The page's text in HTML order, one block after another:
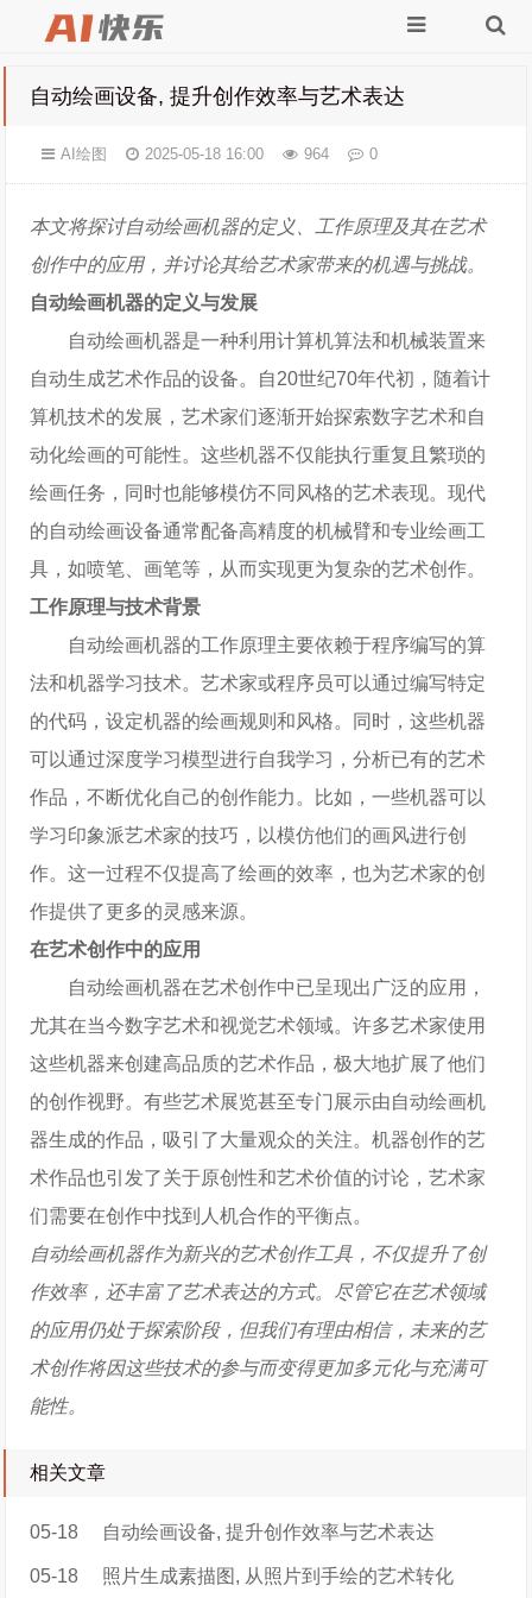
自动绘画设备, 提升创作效率与艺术表达
AI绘图 2025-05-18 16:00 964 0
本文将探讨自动绘画机器的定义、工作原理及其在艺术
创作中的应用，并讨论其给艺术家带来的机遇与挑战。
自动绘画机器的定义与发展
自动绘画机器是一种利用计算机算法和机械装置来
自动生成艺术作品的设备。自20世纪70年代初，随着计
算机技术的发展，艺术家们逐渐开始探索数字艺术和自
动化绘画的可能性。这些机器不仅能执行重复且繁琐的
绘画任务，同时也能够模仿不同风格的艺术表现。现代
的自动绘画设备通常配备高精度的机械臂和专业绘画工
具，如喷笔、画笔等，从而实现更为复杂的艺术创作。
工作原理与技术背景
自动绘画机器的工作原理主要依赖于程序编写的算
法和机器学习技术。艺术家或程序员可以通过编写特定
的代码，设定机器的绘画规则和风格。同时，这些机器
可以通过深度学习模型进行自我学习，分析已有的艺术
作品，不断优化自己的创作能力。比如，一些机器可以
学习印象派艺术家的技巧，以模仿他们的画风进行创
作。这一过程不仅提高了绘画的效率，也为艺术家的创
作提供了更多的灵感来源。
在艺术创作中的应用
自动绘画机器在艺术创作中已呈现出广泛的应用，
尤其在当今数字艺术和视觉艺术领域。许多艺术家使用
这些机器来创建高品质的艺术作品，极大地扩展了他们
的创作视野。有些艺术展览甚至专门展示由自动绘画机
器生成的作品，吸引了大量观众的关注。机器创作的艺
术作品也引发了关于原创性和艺术价值的讨论，艺术家
们需要在创作中找到人机合作的平衡点。
自动绘画机器作为新兴的艺术创作工具，不仅提升了创
作效率，还丰富了艺术表达的方式。尽管它在艺术领域
的应用仍处于探索阶段，但我们有理由相信，未来的艺
术创作将因这些技术的参与而变得更加多元化与充满可
能性。
相关文章
05-18 自动绘画设备, 提升创作效率与艺术表达
05-18 照片生成素描图, 从照片到手绘的艺术转化